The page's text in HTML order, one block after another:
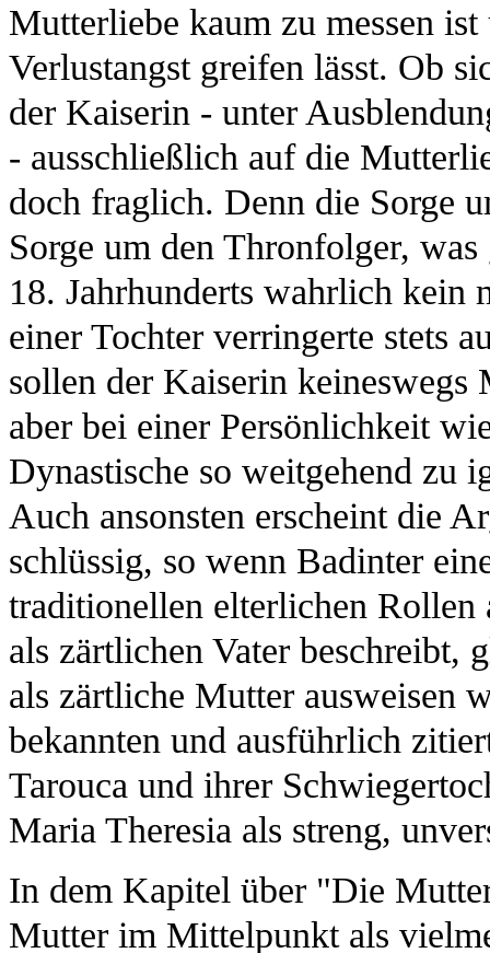
Mutterliebe kaum zu messen
Verlustangst greifen lässt. Ob
der Kaiserin - unter
- ausschließlich auf die
doch fraglich. Denn die Sorge
Sorge um den Thronfolger,
18. Jahrhunderts wahrlich kein
einer Tochter verringerte stets
sollen der Kaiserin keineswegs
aber bei einer Persönlichkeit
Dynastische so weitgehend zu
Auch ansonsten erscheint die
schlüssig, so wenn Badinter
traditionellen elterlichen Rollen
als zärtlichen Vater beschreibt,
als zärtliche Mutter ausweisen
bekannten und ausführlich
Tarouca und ihrer
Maria Theresia als streng,
In dem Kapitel über "Die
Mutter im Mittelpunkt als